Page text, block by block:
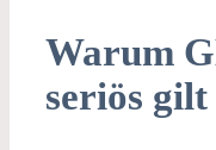
Warum
seriös gilt